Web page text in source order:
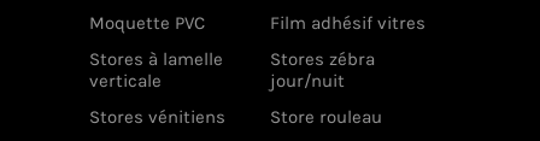
Moquette PVC
Film adhésif vitres
Stores à lamelle
verticale
Stores zébra
jour/nuit
Stores vénitiens
Store rouleau